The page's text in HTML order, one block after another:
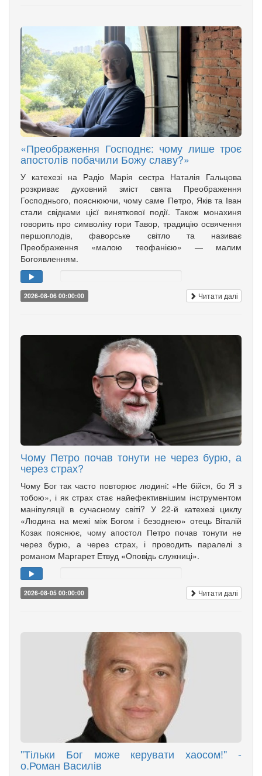
«Преображення Господнє: чому лише троє
апостолів побачили Божу славу?»
У катехезі на Радіо Марія сестра Наталія Гальцова
розкриває духовний зміст свята Преображення
Господнього, пояснюючи, чому саме Петро, Яків та Іван
стали свідками цієї виняткової події. Також монахиня
говорить про символіку гори Тавор, традицію освячення
першоплодів, фаворське світло та називає
Преображення «малою теофанією» — малим
Богоявленням.
2026-08-06 00:00:00 Читати далі
Чому Петро почав тонути не через бурю, а
через страх?
Чому Бог так часто повторює людині: «Не бійся, бо Я з
тобою», і як страх стає найефективнішим інструментом
маніпуляції в сучасному світі? У 22-й катехезі циклу
«Людина на межі між Богом і безоднею» отець Віталій
Козак пояснює, чому апостол Петро почав тонути не
через бурю, а через страх, і проводить паралелі з
романом Маргарет Етвуд «Оповідь служниці».
2026-08-05 00:00:00 Читати далі
"Тільки Бог може керувати хаосом!" -
о.Роман Василів